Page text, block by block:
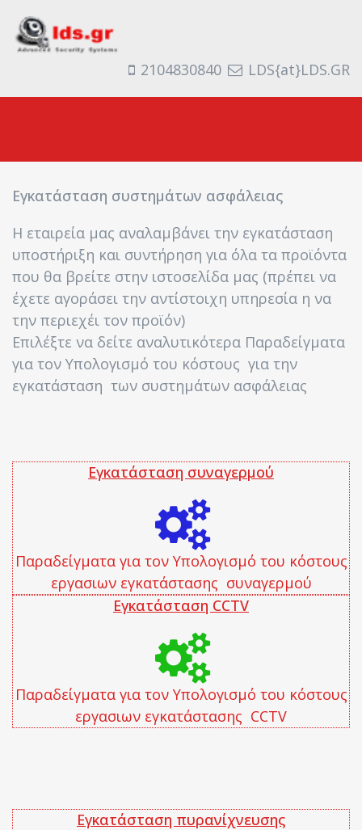
2104830840 LDS{at}LDS.GR
Εγκατάσταση συστημάτων ασφάλειας
Η εταιρεία μας αναλαμβάνει την εγκατάσταση
υποστήριξη και συντήρηση για όλα τα προϊόντα
που θα βρείτε στην ιστοσελίδα μας (πρέπει να
έχετε αγοράσει την αντίστοιχη υπηρεσία η να
την περιεχέι τον προϊόν)
Επιλέξτε να δείτε αναλυτικότερα Παραδείγματα
για τον Υπολογισμό του κόστους για την
εγκατάσταση των συστημάτων ασφάλειας
Εγκατάσταση συναγερμού
Παραδείγματα για τον Υπολογισμό του κόστους
εργασιων εγκατάστασης συναγερμού
Εγκατάσταση CCTV
Παραδείγματα για τον Υπολογισμό του κόστους
εργασιων εγκατάστασης CCTV
Εγκατάσταση πυρανίχνευσης